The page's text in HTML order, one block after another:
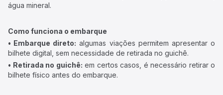
água mineral.
Como funciona o embarque
• Embarque direto: algumas viações permitem apresentar o
bilhete digital, sem necessidade de retirada no guichê.
• Retirada no guichê: em certos casos, é necessário retirar o
bilhete físico antes do embarque.